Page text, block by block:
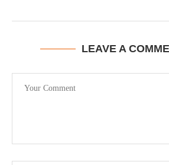
LEAVE A